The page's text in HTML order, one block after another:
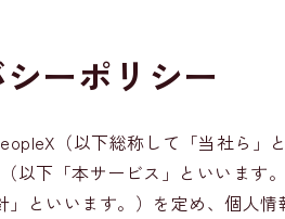
ーポリシー
（以下総称して「当社ら」
以下「本サービス」といいます
といいます。）を定め、個人情